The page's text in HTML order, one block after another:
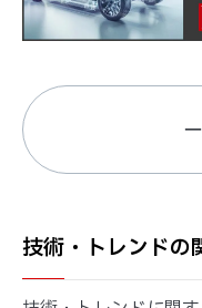
技術・トレンドの